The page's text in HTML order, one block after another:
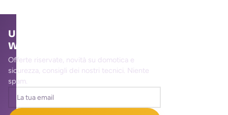
Unisciti alla community
WallMall
Offerte riservate, novità su domotica e
sicurezza, consigli dei nostri tecnici. Niente
spam.